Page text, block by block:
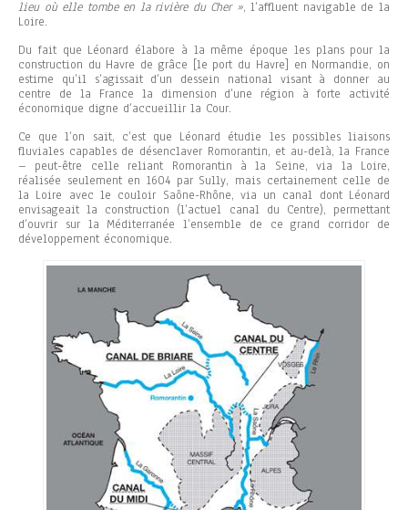
lieu où elle tombe en la rivière du Cher », l’affluent navigable de la
Loire.
Du fait que Léonard élabore à la même époque les plans pour la
construction du Havre de grâce [le port du Havre] en Normandie, on
estime qu’il s’agissait d’un dessein national visant à donner au
centre de la France la dimension d’une région à forte activité
économique digne d’accueillir la Cour.
Ce que l’on sait, c’est que Léonard étudie les possibles liaisons
fluviales capables de désenclaver Romorantin, et au-delà, la France
– peut-être celle reliant Romorantin à la Seine, via la Loire,
réalisée seulement en 1604 par Sully, mais certainement celle de
la Loire avec le couloir Saône-Rhône, via un canal dont Léonard
envisageait la construction (l’actuel canal du Centre), permettant
d’ouvrir sur la Méditerranée l’ensemble de ce grand corridor de
développement économique.